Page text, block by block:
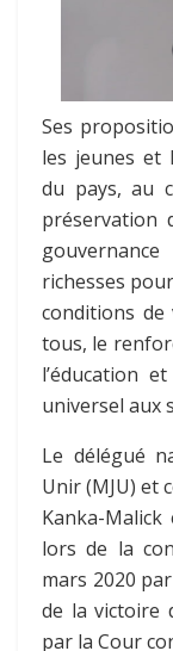
Ses
les jeunes et
du pays, au
préservation
richesses
conditions
tous, le
l’éducation
universel aux
Le délégué
Unir (MJU) et
Kanka-
lors de la
mars 2020
de la victoire
par la Cour